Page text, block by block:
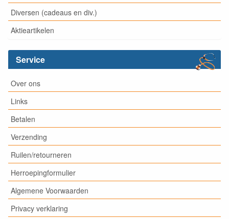
Diversen (cadeaus en div.)
Aktieartikelen
Service
Over ons
Links
Betalen
Verzending
Ruilen/retourneren
Herroepingformulier
Algemene Voorwaarden
Privacy verklaring